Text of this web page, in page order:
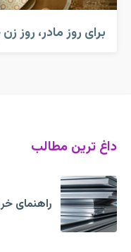
برای روز مادر، روز
داغ ترین مطالب
راهنمای